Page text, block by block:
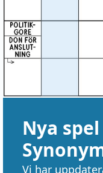
Nya
Vi har